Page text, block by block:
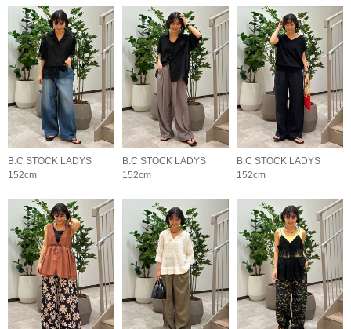
B.C STOCK LADYS
152cm
B.C STOCK LADYS
152cm
B.C STOCK LADYS
152cm